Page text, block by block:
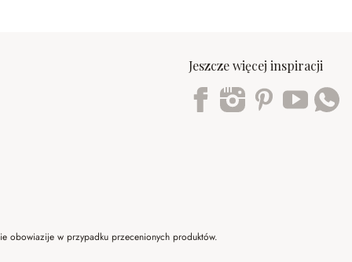
Jeszcze więcej inspiracji
obowiazije w przypadku przecenionych produktów.